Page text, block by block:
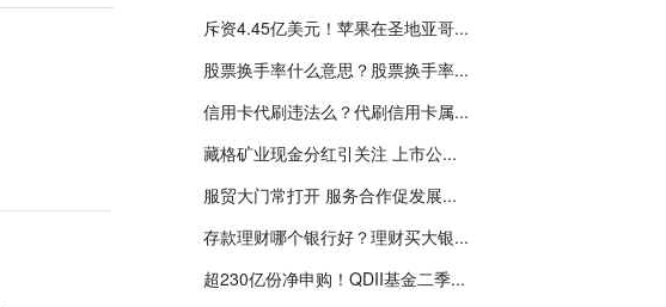
斥资4.45亿美元！苹果在圣地亚哥...
股票换手率什么意思？股票换手率...
信用卡代刷违法么？代刷信用卡属...
藏格矿业现金分红引关注 上市公...
服贸大门常打开 服务合作促发展...
存款理财哪个银行好？理财买大银...
超230亿份净申购！QDII基金二季...